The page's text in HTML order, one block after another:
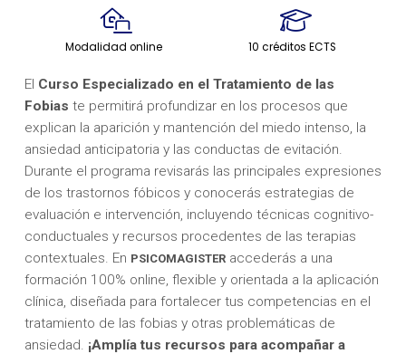
Modalidad online 10 créditos ECTS
El Curso Especializado en el Tratamiento de las
Fobias te permitirá profundizar en los procesos que
explican la aparición y mantención del miedo intenso, la
ansiedad anticipatoria y las conductas de evitación.
Durante el programa revisarás las principales expresiones
de los trastornos fóbicos y conocerás estrategias de
evaluación e intervención, incluyendo técnicas cognitivo-
conductuales y recursos procedentes de las terapias
contextuales. En PSICOMAGISTERaccederás a una
formación 100% online, flexible y orientada a la aplicación
clínica, diseñada para fortalecer tus competencias en el
tratamiento de las fobias y otras problemáticas de
ansiedad. ¡Amplía tus recursos para acompañar a